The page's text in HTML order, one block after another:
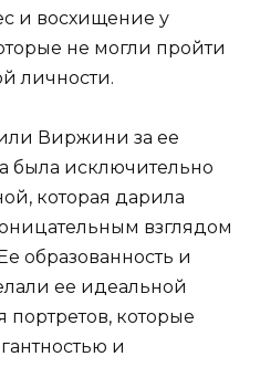
и восхищение у
не могли пройти
личности.
Виржини за ее
была исключительно
которая дарила
взглядом
образованность и
ее идеальной
которые
и